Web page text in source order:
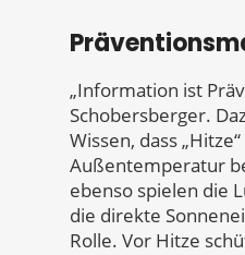
„Information ist
Schobersberger.
Wissen, dass
Außentemperatur
ebenso spielen die
die direkte
Rolle. Vor Hitze